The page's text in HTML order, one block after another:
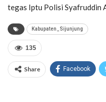
tegas Iptu Polisi Syafruddin
Kabupaten_Sijunjung
135
Share Facebook